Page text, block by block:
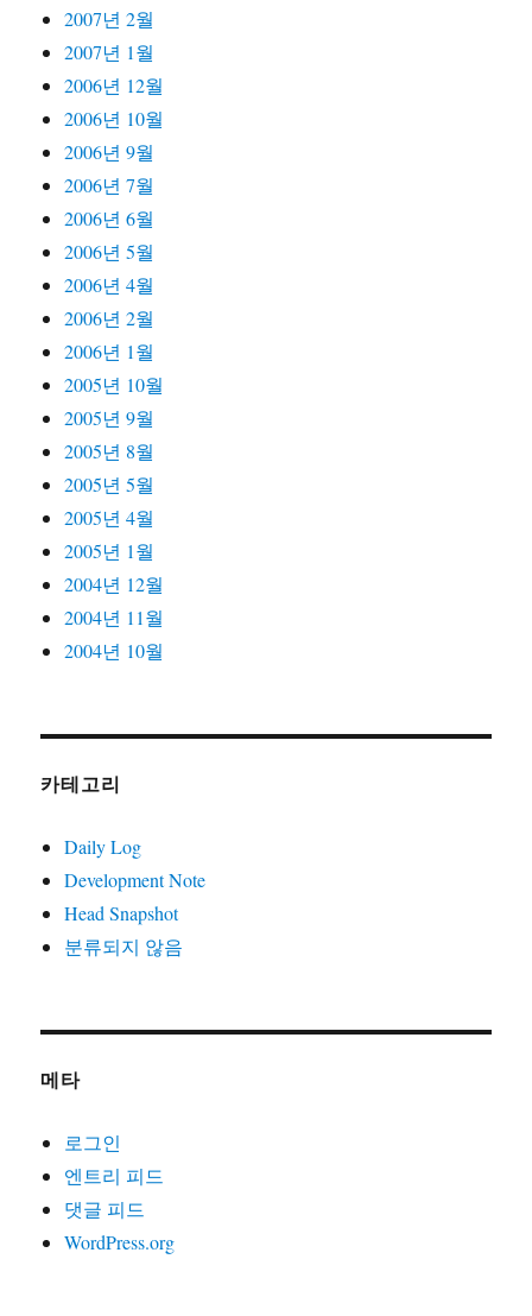
2007년 2월
2007년 1월
2006년 12월
2006년 10월
2006년 9월
2006년 7월
2006년 6월
2006년 5월
2006년 4월
2006년 2월
2006년 1월
2005년 10월
2005년 9월
2005년 8월
2005년 5월
2005년 4월
2005년 1월
2004년 12월
2004년 11월
2004년 10월
카테고리
Daily Log
Development Note
Head Snapshot
분류되지 않음
메타
로그인
엔트리 피드
댓글 피드
WordPress.org